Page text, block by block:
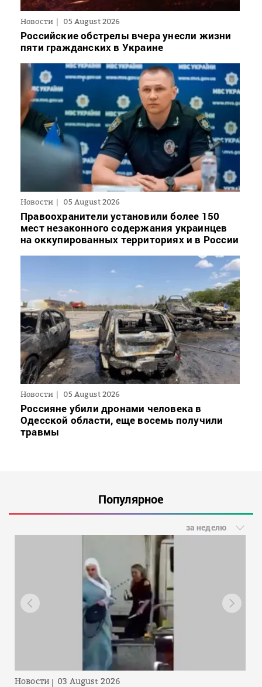
Новости 05 August 2026
Российские обстрелы вчера унесли жизни
пяти гражданских в Украине
Новости 05 August 2026
Правоохранители установили более 150
мест незаконного содержания украинцев
на оккупированных территориях и в России
Новости 05 August 2026
Россияне убили дронами человека в
Одесской области, еще восемь получили
травмы
Популярное
за неделю
Новости 03 August 2026